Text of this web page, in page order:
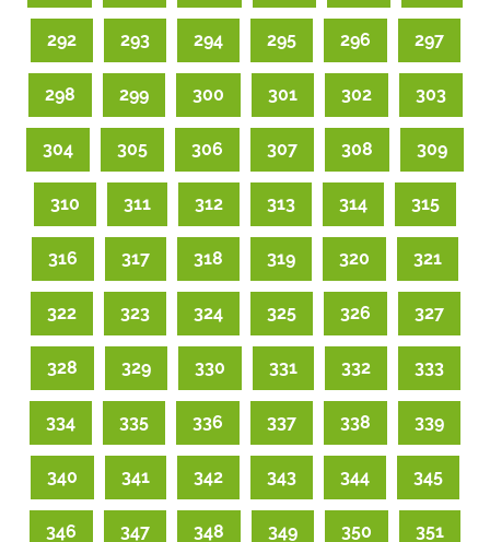
292 293 294 295 296 297
298 299 300 301 302 303
304 305 306 307 308 309
310 311 312 313 314 315
316 317 318 319 320 321
322 323 324 325 326 327
328 329 330 331 332 333
334 335 336 337 338 339
340 341 342 343 344 345
346 347 348 349 350 351